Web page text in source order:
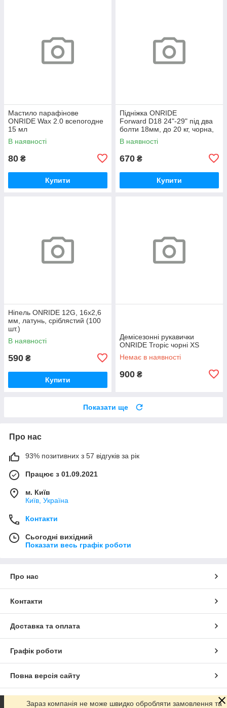
Мастило парафінове
ONRIDE Wax 2.0 всепогодне
15 мл
В наявності
80 ₴
Купити
Підніжка ONRIDE
Forward D18 24"-29" під два
болти 18мм, до 20 кг, чорна,
polybag
В наявності
670 ₴
Купити
Ніпель ONRIDE 12G, 16x2,6
мм, латунь, сріблястий (100
шт.)
В наявності
590 ₴
Купити
Демісезонні рукавички
ONRIDE Tropic чорні XS
Немає в наявності
900 ₴
Показати ще
Про нас
93% позитивних з 57 відгуків за рік
Працює з 01.09.2021
м. Київ
Київ, Україна
Контакти
Сьогодні вихідний
Показати весь графік роботи
Про нас
Контакти
Доставка та оплата
Графік роботи
Повна версія сайту
Сайт створено на маркетплейсі Prom.ua
Зараз компанія не може швидко обробляти замовлення та